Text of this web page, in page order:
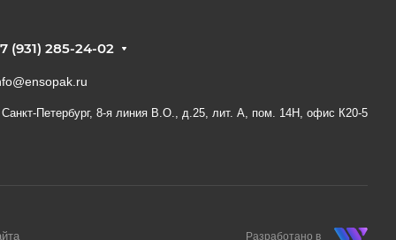
(931) 285-24-02
Санкт-Петербург, 8-я линия В.О., д.25, лит. А, пом. 14Н, офис К20-5
Разработано в